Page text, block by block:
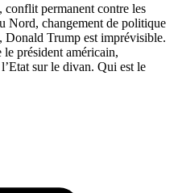
conflit permanent contre les
Nord, changement de politique
Donald Trump est imprévisible.
président américain,
sur le divan. Qui est le